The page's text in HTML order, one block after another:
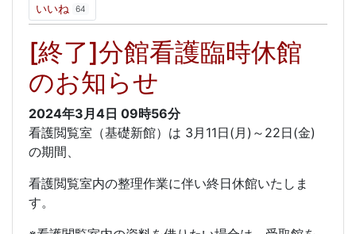
いいね 64
[終了]分館看護臨時休館
のお知らせ
2024年3月4日 09時56分
看護閲覧室（基礎新館）は 3月11日(月)～22日(金)
の期間、
看護閲覧室内の整理作業に伴い終日休館いたしま
す。